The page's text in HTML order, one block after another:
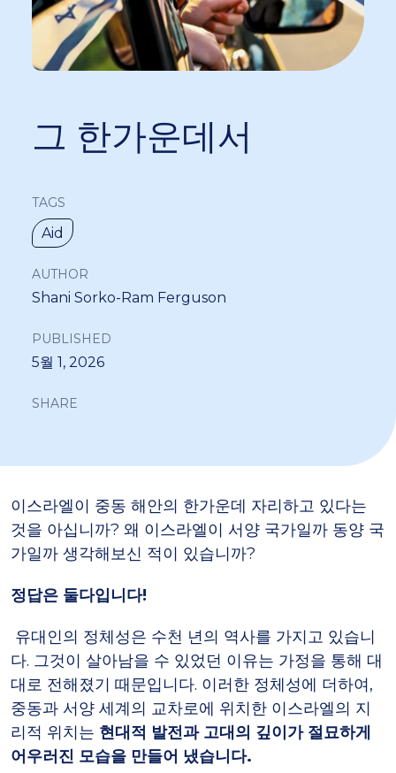
그 한가운데서
TAGS
Aid
AUTHOR
Shani Sorko-Ram Ferguson
PUBLISHED
5월 1, 2026
SHARE
이스라엘이 중동 해안의 한가운데 자리하고 있다는
것을 아십니까? 왜 이스라엘이 서양 국가일까 동양 국
가일까 생각해보신 적이 있습니까?
정답은 둘다입니다!
유대인의 정체성은 수천 년의 역사를 가지고 있습니
다. 그것이 살아남을 수 있었던 이유는 가정을 통해 대
대로 전해졌기 때문입니다. 이러한 정체성에 더하여,
중동과 서양 세계의 교차로에 위치한 이스라엘의 지
리적 위치는 현대적 발전과 고대의 깊이가 절묘하게
어우러진 모습을 만들어 냈습니다.